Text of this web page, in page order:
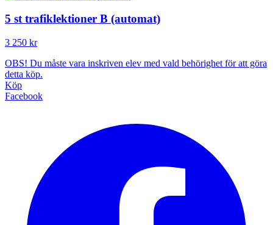
5 st trafiklektioner B (automat)
3 250 kr
OBS! Du måste vara inskriven elev med vald behörighet för att göra
detta köp.
Köp
Facebook